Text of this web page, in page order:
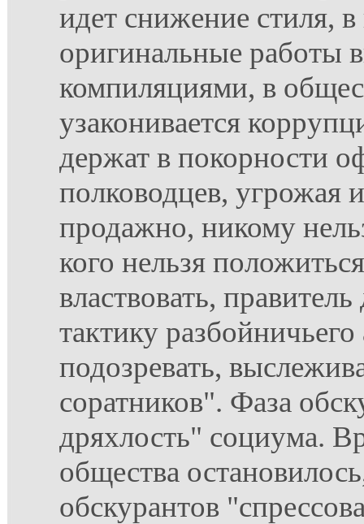
идет снижение стиля, в
оригинальные работы
компиляциями, в
узаконивается
держат в покорности
полководцев, угрожая
продажно, никому
кого нельзя
властвовать,
тактику разбойничьего
подозревать,
соратников". Фаза
дряхлость" социума.
общества
обскурантов